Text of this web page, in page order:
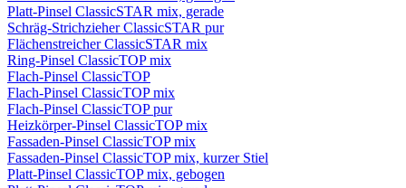
Platt-Pinsel ClassicSTAR mix, gerade
Schräg-Strichzieher ClassicSTAR pur
Flächenstreicher ClassicSTAR mix
Ring-Pinsel ClassicTOP mix
Flach-Pinsel ClassicTOP
Flach-Pinsel ClassicTOP mix
Flach-Pinsel ClassicTOP pur
Heizkörper-Pinsel ClassicTOP mix
Fassaden-Pinsel ClassicTOP mix
Fassaden-Pinsel ClassicTOP mix, kurzer Stiel
Platt-Pinsel ClassicTOP mix, gebogen